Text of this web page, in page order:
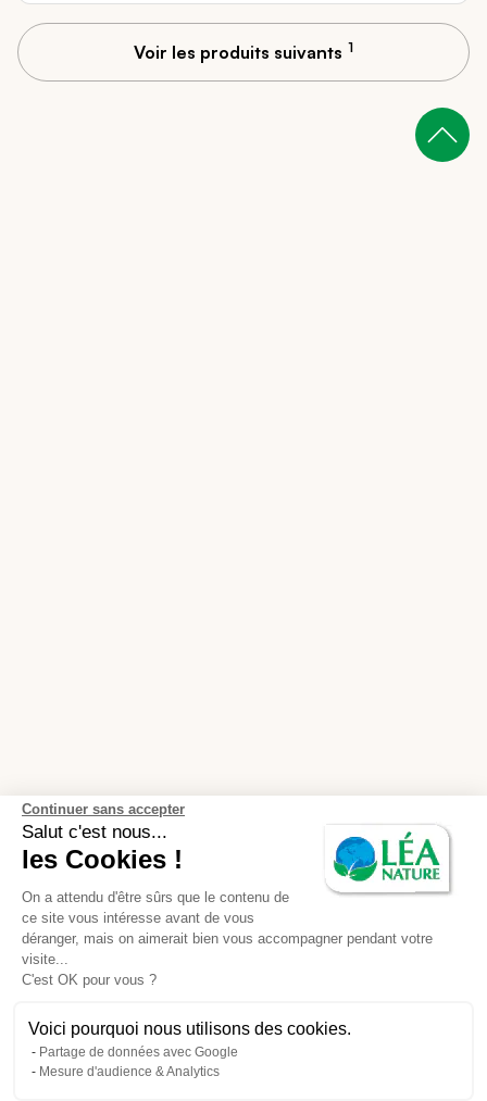
Voir les produits suivants 1
Continuer sans accepter
Salut c'est nous...
les Cookies !
On a attendu d'être sûrs que le contenu de
ce site vous intéresse avant de vous
déranger, mais on aimerait bien vous accompagner pendant votre
visite...
C'est OK pour vous ?
Voici pourquoi nous utilisons des cookies.
Partage de données avec Google
Mesure d'audience & Analytics